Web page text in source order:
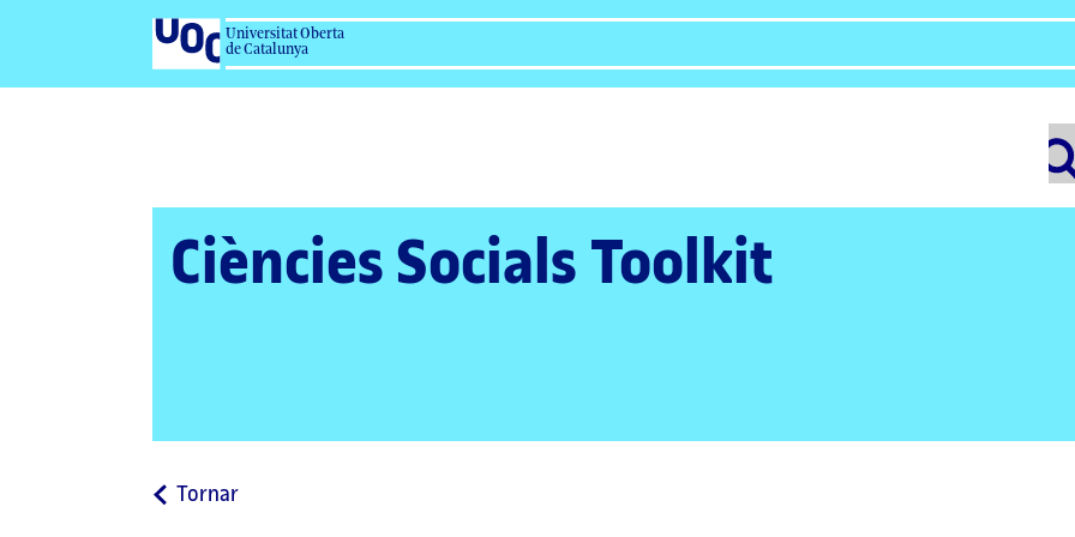
Universitat Oberta
de Catalunya
Ciències Socials Toolkit
Tornara